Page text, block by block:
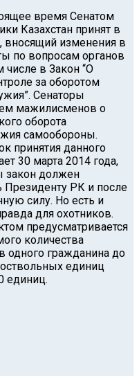
время Сенатом
Казахстан принят в
вносящий изменения в
по вопросам органов
числе в Закон “О
за оборотом
Сенаторы
мажилисменов о
оборота
самообороны.
принятия данного
30 марта 2014 года,
закон должен
Президенту РК и после
силу. Но есть и
для охотников.
предусматривается
количества
одного гражданина до
единиц
единиц.